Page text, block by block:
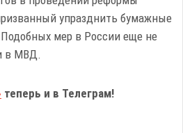
упразднить бумажные
мер в России еще не
в МВД.
теперь и в Телеграм!